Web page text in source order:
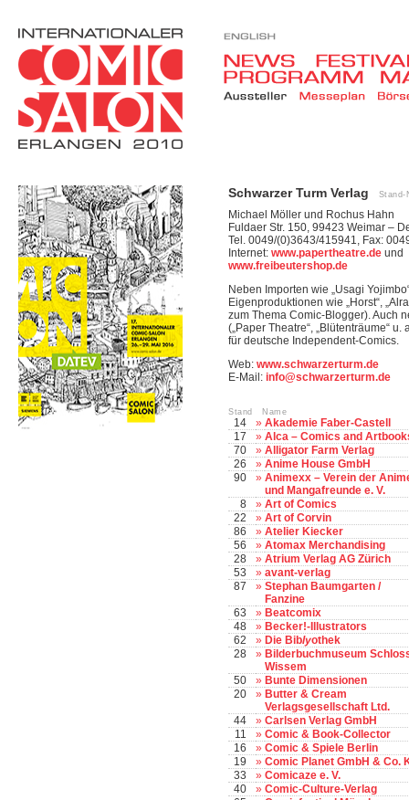
Schwarzer Turm Verlag Stand-
Michael Möller und Rochus Hahn
Fuldaer Str. 150, 99423 Weimar –
Tel. 0049/(0)3643/415941, Fax:
Internet: www.papertheatre.de und
www.freibeutershop.de
Neben Importen wie „Usagi
Eigenproduktionen wie „Horst“,
zum Thema Comic-Blogger). Auch
(„Paper Theatre“, „Blütenträume“
für deutsche Independent-Comics.
Web: www.schwarzerturm.de
E-Mail: info@schwarzerturm.de
Stand Name
14 » Akademie Faber-Castell
17
» Alca – Comics and
70
» Alligator Farm Verlag
26
» Anime House GmbH
90
» Animexx – Verein der
und Mangafreunde e. V.
8
» Art of Comics
22
» Art of Corvin
86
» Atelier Kiecker
56
» Atomax Merchandising
28
» Atrium Verlag AG Zürich
53
» avant-verlag
87
» Stephan Baumgarten /
Fanzine
63
» Beatcomix
48
» Becker!-Illustrators
62
» Die Biblyothek
28
» Bilderbuchmuseum
Wissem
50
» Bunte Dimensionen
20
» Butter & Cream
Verlagsgesellschaft Ltd.
44
» Carlsen Verlag GmbH
11
» Comic & Book-Collector
16
» Comic & Spiele Berlin
19
» Comic Planet GmbH & Co.
33
» Comicaze e. V.
40
» Comic-Culture-Verlag